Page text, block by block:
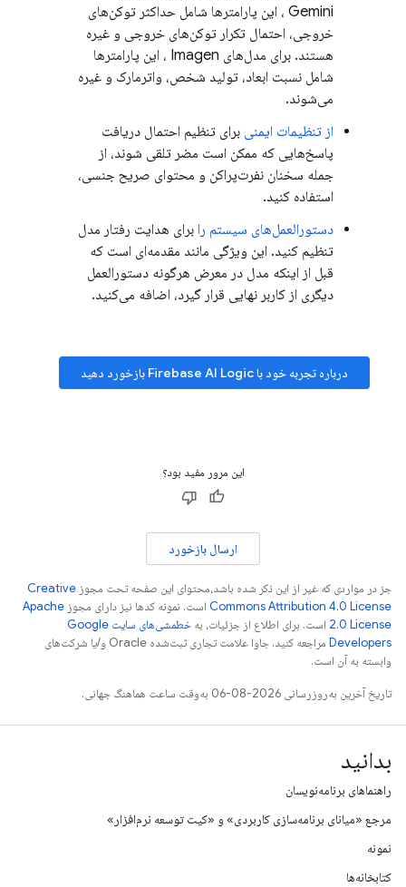
Gemini ، این پارامترها شامل حداکثر توکن‌های
خروجی، احتمال تکرار توکن‌های خروجی و غیره
هستند. برای مدل‌های Imagen ، این پارامترها
شامل نسبت ابعاد، تولید شخص، واترمارک و غیره
می‌شوند.
از تنظیمات ایمنی برای تنظیم احتمال دریافت
پاسخ‌هایی که ممکن است مضر تلقی شوند، از
جمله سخنان نفرت‌پراکن و محتوای صریح جنسی،
استفاده کنید.
دستورالعمل‌های سیستم را برای هدایت رفتار مدل
تنظیم کنید. این ویژگی مانند مقدمه‌ای است که
قبل از اینکه مدل در معرض هرگونه دستورالعمل
دیگری از کاربر نهایی قرار گیرد، اضافه می‌کنید.
درباره تجربه خود باFirebase AI Logic بازخورد دهید
این مرور مفید بود؟
ارسال بازخورد
جز در مواردی که غیر از این ذکر شده باشد،‌محتوای این صفحه تحت مجوز Creative
Commons Attribution 4.0 License است. نمونه کدها نیز دارای مجوز Apache
2.0 License است. برای اطلاع از جزئیات، به
خطمشی‌های سایت Google
Developers‏
مراجعه کنید. جاوا علامت تجاری ثبت‌شده Oracle و/یا شرکت‌های
وابسته به آن است.
تاریخ آخرین به‌روزرسانی 2026-08-06 به‌وقت ساعت هماهنگ جهانی.
بدانید
راهنماهای برنامه‌نویسان
مرجع «میانای برنامه‌سازی کاربردی» و «کیت توسعه نرم‌افزار»
نمونه
کتابخانه‌ها